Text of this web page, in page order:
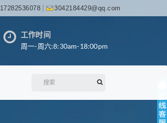
17282536078 3042184429@qq.com
工作时间
周一-周六:8:30am-18:00pm